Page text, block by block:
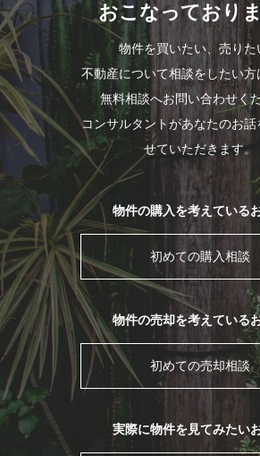
おこなっており
物件を買いたい、売りた
不動産について相談をしたい方
無料相談へお問い合わせくだ
コンサルタントがあなたのお話
せていただきます。
物件の購入を考えている
初めての購入相談
物件の売却を考えている
初めての売却相談
実際に物件を見てみたい